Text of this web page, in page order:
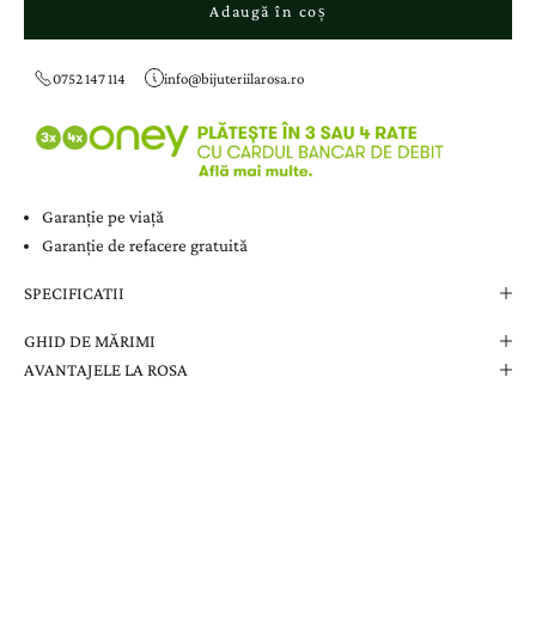
Adaugă în coș
0752 147 114 info@bijuteriilarosa.ro
Garanție pe viață
Garanție de refacere gratuită
SPECIFICATII
GHID DE MĂRIMI
AVANTAJELE LA ROSA